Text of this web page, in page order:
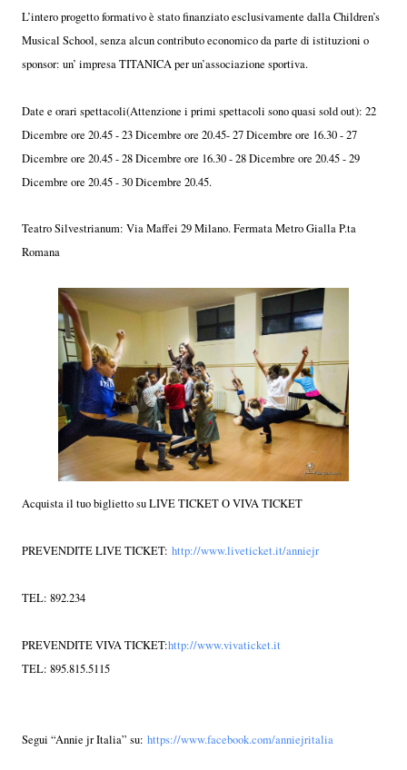
L’intero progetto formativo è stato finanziato esclusivamente dalla Children’s
Musical School, senza alcun contributo economico da parte di istituzioni o
sponsor: un’ impresa TITANICA per un’associazione sportiva.
Date e orari spettacoli(Attenzione i primi spettacoli sono quasi sold out): 22
Dicembre ore 20.45 - 23 Dicembre ore 20.45- 27 Dicembre ore 16.30 - 27
Dicembre ore 20.45 - 28 Dicembre ore 16.30 - 28 Dicembre ore 20.45 - 29
Dicembre ore 20.45 - 30 Dicembre 20.45.
Teatro Silvestrianum: Via Maffei 29 Milano. Fermata Metro Gialla P.ta
Romana
Acquista il tuo biglietto su LIVE TICKET O VIVA TICKET
PREVENDITE LIVE TICKET: http://www.liveticket.it/anniejr
TEL: 892.234
PREVENDITE VIVA TICKET:http://www.vivaticket.it
TEL: 895.815.5115
Segui “Annie jr Italia” su: https://www.facebook.com/anniejritalia